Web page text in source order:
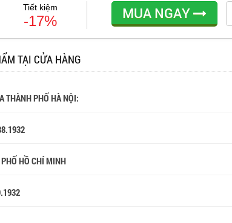
Tiết kiệm
-17% MUA NGAY
TẠI CỬA HÀNG
THÀNH PHỐ HÀ NỘI:
HỒ CHÍ MINH